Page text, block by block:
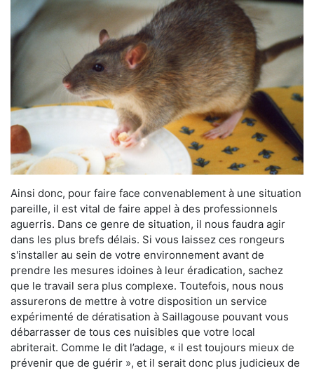
Ainsi donc, pour faire face convenablement à une situation
pareille, il est vital de faire appel à des professionnels
aguerris. Dans ce genre de situation, il nous faudra agir
dans les plus brefs délais. Si vous laissez ces rongeurs
s'installer au sein de votre environnement avant de
prendre les mesures idoines à leur éradication, sachez
que le travail sera plus complexe. Toutefois, nous nous
assurerons de mettre à votre disposition un service
expérimenté de dératisation à Saillagouse pouvant vous
débarrasser de tous ces nuisibles que votre local
abriterait. Comme le dit l’adage, « il est toujours mieux de
prévenir que de guérir », et il serait donc plus judicieux de